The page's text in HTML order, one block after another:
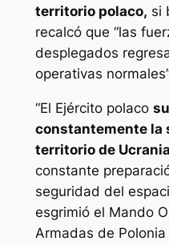
territorio polaco, si
recalcó que “las
desplegados
operativas
“El Ejército polaco
constantemente la
territorio de Ucrania
constante
seguridad del
esgrimió el Mando
Armadas de